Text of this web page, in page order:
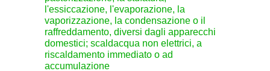
l'essiccazione, l'evaporazione, la
vaporizzazione, la condensazione o il
raffreddamento, diversi dagli apparecchi
domestici; scaldacqua non elettrici, a
riscaldamento immediato o ad
accumulazione